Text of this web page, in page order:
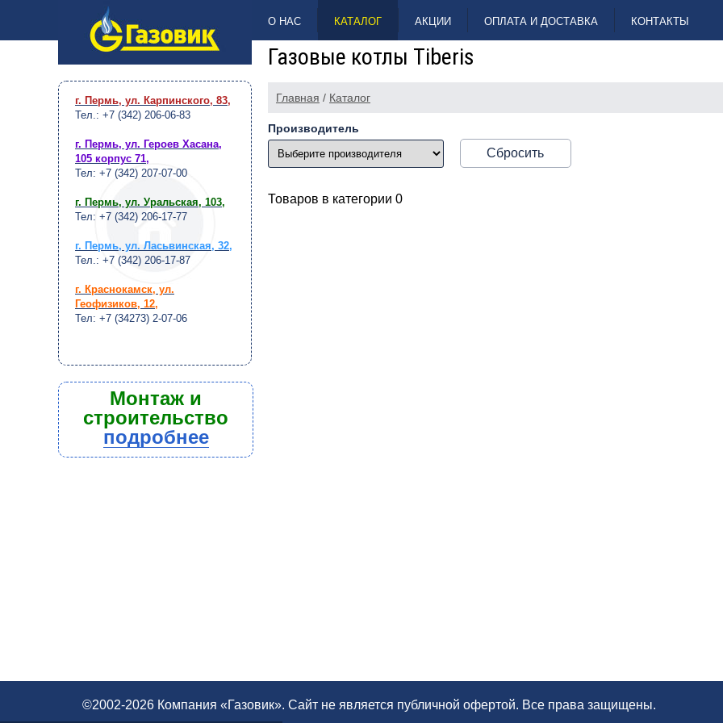
НАВЕРХ
О НАС КАТАЛОГ АКЦИИ ОПЛАТА И ДОСТАВКА КОНТАКТЫ
Газовые котлы Tiberis
Главная / Каталог
Производитель
Сбросить
Товаров в категории 0
г. Пермь, ул. Карпинского, 83,
Тел.: +7 (342) 206-06-83
г. Пермь, ул. Героев Хасана,
105 корпус 71,
Тел: +7 (342) 207-07-00
г. Пермь, ул. Уральская, 103,
Тел: +7 (342) 206-17-77
г. Пермь, ул. Ласьвинская, 32,
Тел.: +7 (342) 206-17-87
г. Краснокамск, ул.
Геофизиков, 12,
Тел: +7 (34273) 2-07-06
Монтаж и
строительство
подробнее
©2002-2026 Компания «Газовик». Сайт не является публичной офертой. Все права защищены.